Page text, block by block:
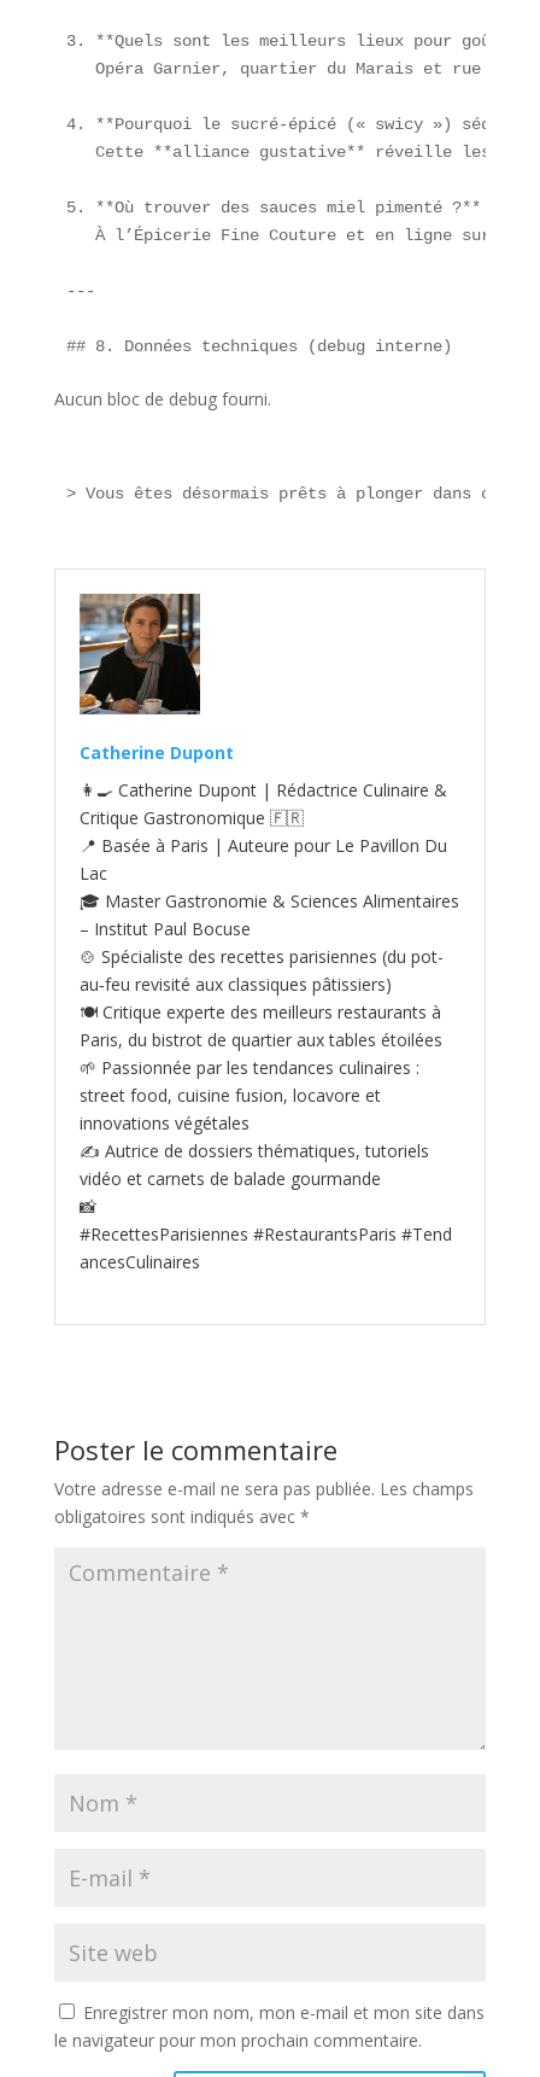
3. **Quels sont les meilleurs lieux pour
Opéra Garnier, quartier du Marais et rue
4. **Pourquoi le sucré-épicé (« swicy »)
Cette **alliance gustative** réveille les
5. **Où trouver des sauces miel pimenté ?**
À l’Épicerie Fine Couture et en ligne sur les
---
Aucun bloc de debug fourni.
> Vous êtes désormais prêts à plonger dans
Catherine Dupont
👩‍🍳 Catherine Dupont | Rédactrice Culinaire &
Critique Gastronomique 🇫🇷
📍 Basée à Paris | Auteure pour Le Pavillon Du
Lac
🎓 Master Gastronomie & Sciences Alimentaires
– Institut Paul Bocuse
🍲 Spécialiste des recettes parisiennes (du pot-
au‑feu revisité aux classiques pâtissiers)
🍽️ Critique experte des meilleurs restaurants à
Paris, du bistrot de quartier aux tables étoilées
🌱 Passionnée par les tendances culinaires :
street food, cuisine fusion, locavore et
innovations végétales
✍️ Autrice de dossiers thématiques, tutoriels
vidéo et carnets de balade gourmande
📸
#RecettesParisiennes #RestaurantsParis #Tend
ancesCulinaires
Poster le commentaire
Votre adresse e-mail ne sera pas publiée. Les champs
obligatoires sont indiqués avec *
Enregistrer mon nom, mon e-mail et mon site dans
le navigateur pour mon prochain commentaire.